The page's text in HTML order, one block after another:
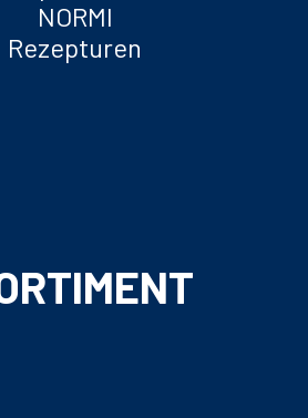
NORMI
Rezepturen